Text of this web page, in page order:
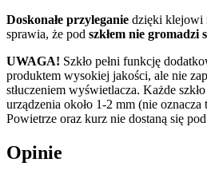
Doskonałe przyleganie dzięki klejowi
sprawia, że pod szkłem nie gromadzi
UWAGA! Szkło pełni funkcję
produktem wysokiej jakości, ale nie
stłuczeniem wyświetlacza. Każde
urządzenia około 1-2 mm (nie oznacza
Powietrze oraz kurz nie dostaną się pod
Opinie